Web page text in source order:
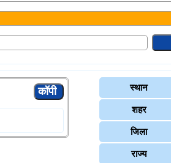
स्थान
शहर
जिला
राज्य